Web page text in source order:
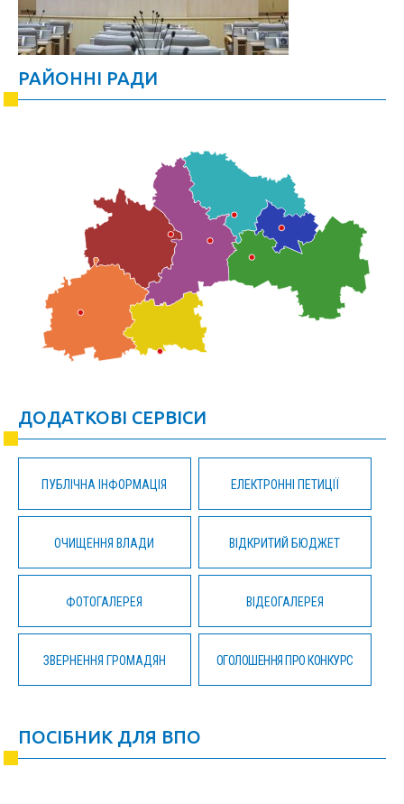
РАЙОННІ РАДИ
ДОДАТКОВІ СЕРВІСИ
ПУБЛІЧНА ІНФОРМАЦІЯ ЕЛЕКТРОННІ ПЕТИЦІЇ
ОЧИЩЕННЯ ВЛАДИ ВІДКРИТИЙ БЮДЖЕТ
ФОТОГАЛЕРЕЯ ВІДЕОГАЛЕРЕЯ
ЗВЕРНЕННЯ ГРОМАДЯН ОГОЛОШЕННЯ ПРО КОНКУРС
ПОСІБНИК ДЛЯ ВПО